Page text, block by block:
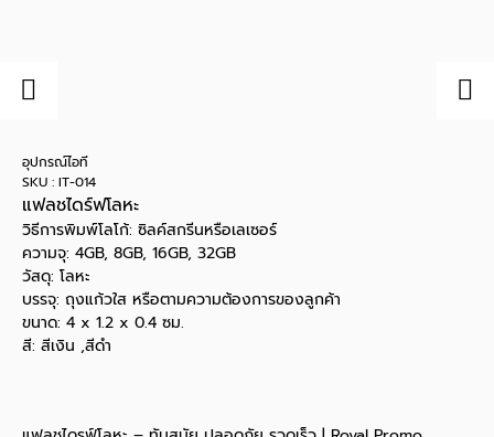
อุปกรณ์ไอที
SKU : IT-014
แฟลชไดร์ฟโลหะ
วิธีการพิมพ์โลโก้: ซิลค์สกรีนหรือเลเซอร์
ความจุ: 4GB, 8GB, 16GB, 32GB
วัสดุ: โลหะ
บรรจุ: ถุงแก้วใส หรือตามความต้องการของลูกค้า
ขนาด: 4 x 1.2 x 0.4 ซม.
สี: สีเงิน ,สีดำ